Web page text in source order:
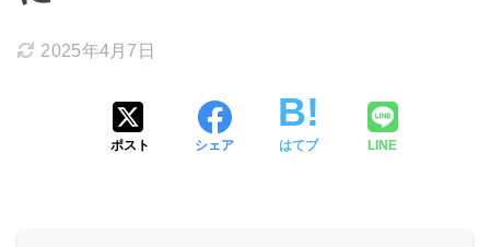
2025年4月7日
ポスト シェア はてブ LINE